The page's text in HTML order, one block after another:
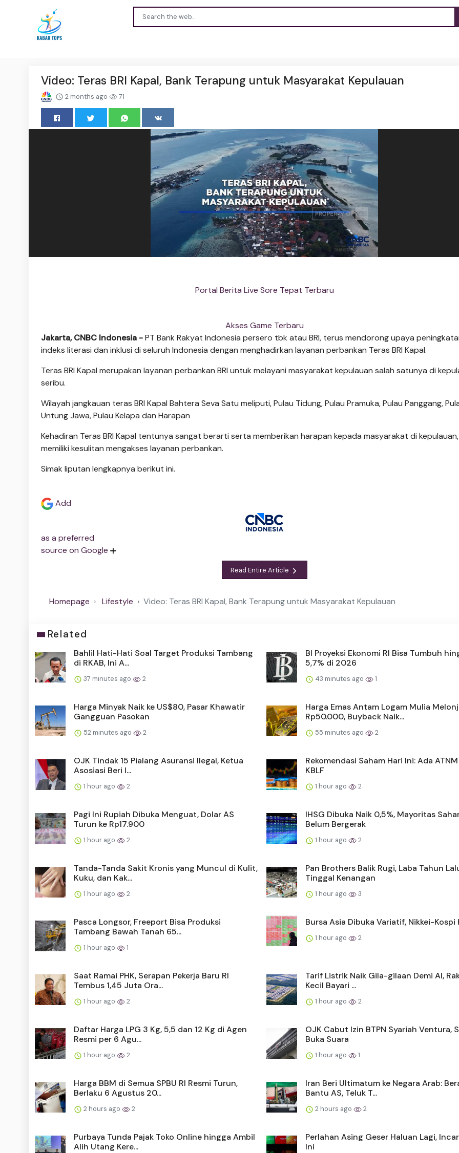
Video: Teras BRI Kapal, Bank Terapung untuk Masyarakat Kepulauan
2 months ago 71
Portal Berita Live Sore Tepat Terbaru
Akses Game Terbaru
Jakarta, CNBC Indonesia -PT Bank Rakyat Indonesia persero tbk atau BRI, terus mendorong upaya
indeks literasi dan inklusi di seluruh Indonesia dengan menghadirkan layanan perbankan Teras BRI Kapal.
Teras BRI Kapal merupakan layanan perbankan BRI untuk melayani masyarakat kepulauan salah satunya di
seribu.
Wilayah jangkauan teras BRI Kapal Bahtera Seva Satu meliputi, Pulau Tidung, Pulau Pramuka, Pulau Panggang,
Untung Jawa, Pulau Kelapa dan Harapan
Kehadiran Teras BRI Kapal tentunya sangat berarti serta memberikan harapan kepada masyarakat di
memiliki kesulitan mengakses layanan perbankan.
Simak liputan lengkapnya berikut ini.
Add
as a preferred
source on Google
Read Entire Article
Homepage Lifestyle Video: Teras BRI Kapal, Bank Terapung untuk Masyarakat Kepulauan
Related
Bahlil Hati-Hati Soal Target Produksi Tambang
di RKAB, Ini A...
37 minutes ago 2
BI Proyeksi Ekonomi RI Bisa Tumbuh
5,7% di 2026
43 minutes ago 1
Harga Minyak Naik ke US$80, Pasar Khawatir
Gangguan Pasokan
52 minutes ago 2
Harga Emas Antam Logam Mulia
Rp50.000, Buyback Naik...
55 minutes ago 2
OJK Tindak 15 Pialang Asuransi Ilegal, Ketua
Asosiasi Beri I...
1 hour ago 2
Rekomendasi Saham Hari Ini: Ada
KBLF
1 hour ago 2
Pagi Ini Rupiah Dibuka Menguat, Dolar AS
Turun ke Rp17.900
1 hour ago 2
IHSG Dibuka Naik 0,5%, Mayoritas
Belum Bergerak
1 hour ago 2
Tanda-Tanda Sakit Kronis yang Muncul di Kulit,
Kuku, dan Kak...
1 hour ago 2
Pan Brothers Balik Rugi, Laba Tahun
Tinggal Kenangan
1 hour ago 3
Pasca Longsor, Freeport Bisa Produksi
Tambang Bawah Tanah 65...
1 hour ago 1
Bursa Asia Dibuka Variatif, Nikkei-Kospi
1 hour ago 2
Saat Ramai PHK, Serapan Pekerja Baru RI
Tembus 1,45 Juta Ora...
1 hour ago 2
Tarif Listrik Naik Gila-gilaan Demi AI,
Kecil Bayari ...
1 hour ago 2
Daftar Harga LPG 3 Kg, 5,5 dan 12 Kg di Agen
Resmi per 6 Agu...
1 hour ago 2
OJK Cabut Izin BTPN Syariah Ventura,
Buka Suara
1 hour ago 1
Harga BBM di Semua SPBU RI Resmi Turun,
Berlaku 6 Agustus 20...
2 hours ago 2
Iran Beri Ultimatum ke Negara Arab:
Bantu AS, Teluk T...
2 hours ago 2
Purbaya Tunda Pajak Toko Online hingga Ambil
Alih Utang Kere...
Perlahan Asing Geser Haluan Lagi,
Ini